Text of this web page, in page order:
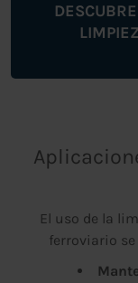
El uso de la
ferroviario